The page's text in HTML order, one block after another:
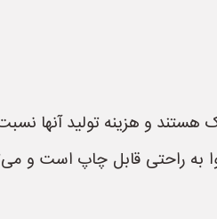
و هزینه تولید آنها نسبت
به راحتی قابل چاپ است و